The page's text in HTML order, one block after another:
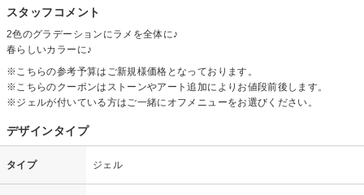
スタッフコメント
2色のグラデーションにラメを全体に♪
春らしいカラーに♪
※こちらの参考予算はご新規様価格となっております。
※こちらのクーポンはストーンやアート追加によりお値段前後します。
※ジェルが付いている方はご一緒にオフメニューをお選びください。
デザインタイプ
タイプ ジェル